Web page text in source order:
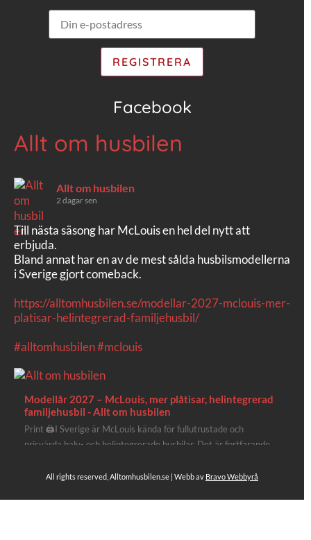
Facebook
Allt om husbilen
Allt om husbilen
2 dagar sen
Till nästa säsong har McLouis en hel del nytt att
erbjuda.
Bland annat har en av de mest sålda husbilsmodellerna
i Sverige gjort comeback.
https://alltomhusbilen.se/modellar-2027-mclouis-mer-
platisar-helintegrerad-familjehusbil/
#alltomhusbilen#mclouis
Modellår 2027 – McLouis, mer plåtisar, helintegrerad
familjehusbil - Allt om husbilen
Print 🖨I Sverige är McLouis kända för fullutrustade och
prisvärda halv- och helintegrerade husbilar. Det är fortfarande
plåtisutbud lite extra kärlek med hela 3 nya utrustningsnivåer.
All rights reserved, Alltomhusbilen.se | Webb av Bravo Webbyrå